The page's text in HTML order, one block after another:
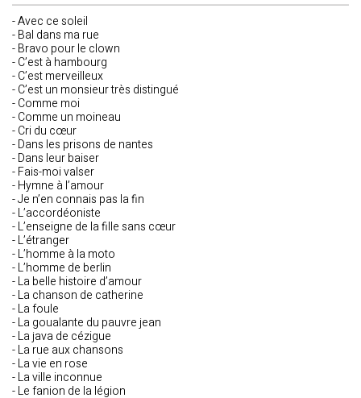
- Avec ce soleil
- Bal dans ma rue
- Bravo pour le clown
- C’est à hambourg
- C’est merveilleux
- C’est un monsieur très distingué
- Comme moi
- Comme un moineau
- Cri du cœur
- Dans les prisons de nantes
- Dans leur baiser
- Fais-moi valser
- Hymne à l’amour
- Je n’en connais pas la fin
- L’accordéoniste
- L’enseigne de la fille sans cœur
- L’étranger
- L’homme à la moto
- L’homme de berlin
- La belle histoire d’amour
- La chanson de catherine
- La foule
- La goualante du pauvre jean
- La java de cézigue
- La rue aux chansons
- La vie en rose
- La ville inconnue
- Le fanion de la légion